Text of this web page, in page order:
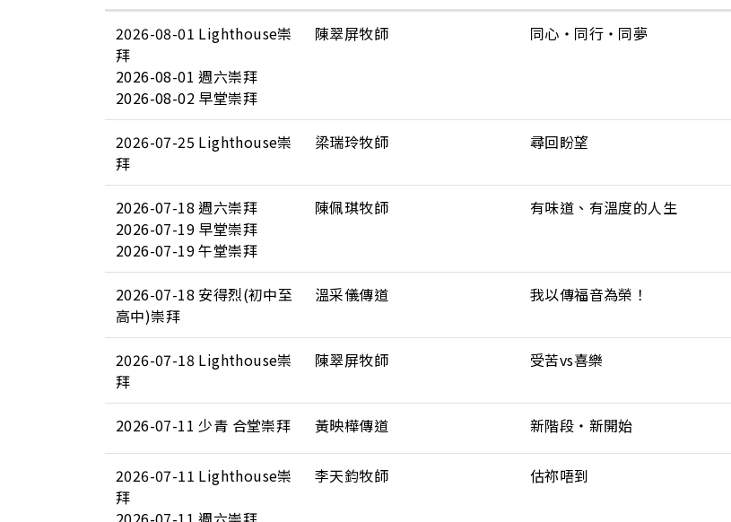
2026-08-01 Lighthouse崇
拜
2026-08-01 週六崇拜
2026-08-02 早堂崇拜
陳翠屏牧師 同心‧同行‧同夢
2026-07-25 Lighthouse崇
拜
梁瑞玲牧師 尋回盼望
2026-07-18 週六崇拜
2026-07-19 早堂崇拜
2026-07-19 午堂崇拜
陳佩琪牧師 有味道、有溫度的人生
2026-07-18 安得烈(初中至
高中)崇拜
溫采儀傳道 我以傳福音為榮！
2026-07-18 Lighthouse崇
拜
陳翠屏牧師 受苦vs喜樂
2026-07-11 少青 合堂崇拜 黃映樺傳道 新階段‧新開始
2026-07-11 Lighthouse崇
拜
李天鈞牧師 估祢唔到